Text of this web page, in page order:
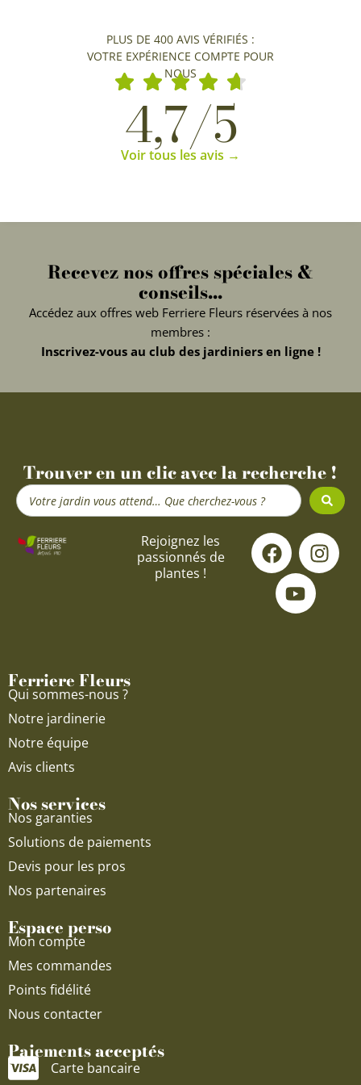
PLUS DE 400 AVIS VÉRIFIÉS :
VOTRE EXPÉRIENCE COMPTE POUR
NOUS
4,7/5
Voir tous les avis →
Recevez nos offres spéciales &
conseils...
Accédez aux offres web Ferriere Fleurs réservées à nos
membres :
Inscrivez-vous au club des jardiniers en ligne !
Trouver en un clic avec la recherche !
Search
...
Rejoignez les
passionnés de
plantes !
F
a
c
e
I
n
s
Y
o
u
t
u
Ferriere Fleurs
Qui sommes-nous ?
Notre jardinerie
Notre équipe
Avis clients
Nos services
Nos garanties
Solutions de paiements
Devis pour les pros
Nos partenaires
Espace perso
Mon compte
Mes commandes
Points fidélité
Nous contacter
Paiements acceptés
Carte bancaire